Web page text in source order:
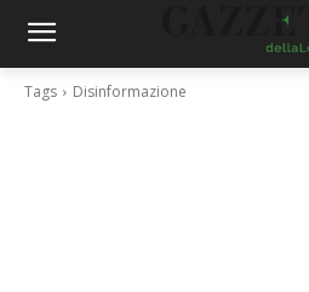
Tags Disinformazione